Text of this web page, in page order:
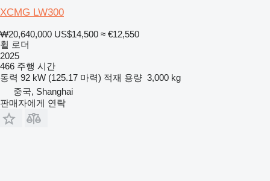
XCMG LW300
₩20,640,000 US$14,500 ≈ €12,550
휠 로더
2025
466 주행 시간
동력 92 kW (125.17 마력) 적재 용량 3,000 kg
중국, Shanghai
판매자에게 연락